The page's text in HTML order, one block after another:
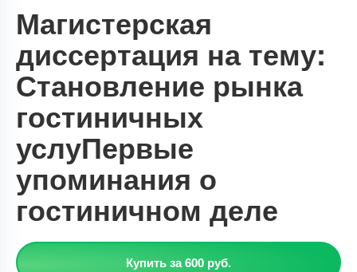
Магистерская
диссертация на тему:
Становление рынка
гостиничных
услуПервые
упоминания о
гостиничном деле
Купить за 600 руб.